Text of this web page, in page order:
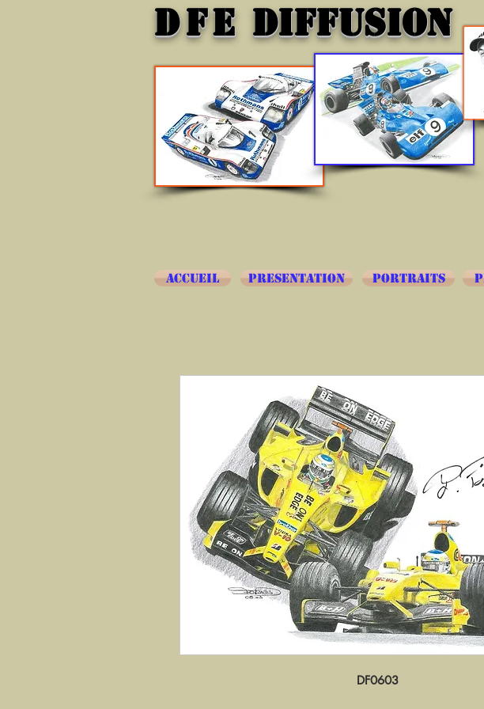
DFE DIFFUSION
DF0603
PORTRAITS
PRESENTATION
ACCUEIL